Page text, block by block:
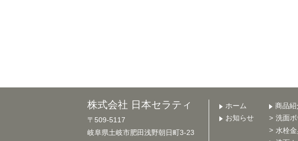
株式会社 日本セラティ
〒509-5117
岐阜県土岐市肥田浅野朝日町3-23
ホーム
お知らせ
商品紹
洗面
水栓